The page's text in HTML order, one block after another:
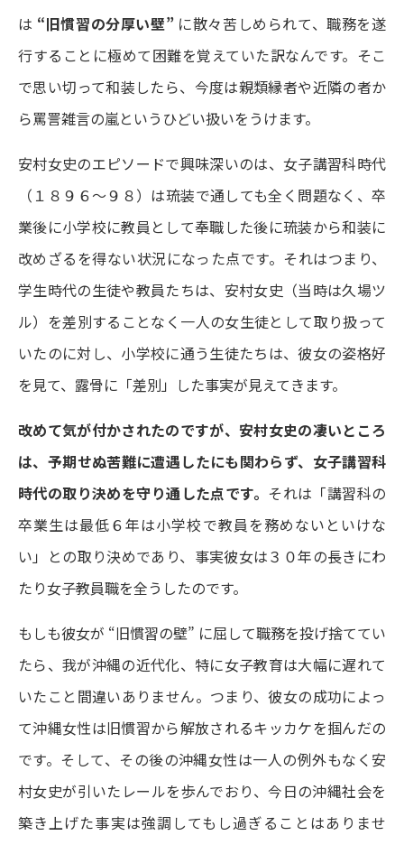
は “旧慣習の分厚い壁”に散々苦しめられて、職務を遂
行することに極めて困難を覚えていた訳なんです。そこ
で思い切って和装したら、今度は親類縁者や近隣の者か
ら罵詈雑言の嵐というひどい扱いをうけます。
安村女史のエピソードで興味深いのは、女子講習科時代
（１８９６～９８）は琉装で通しても全く問題なく、卒
業後に小学校に教員として奉職した後に琉装から和装に
改めざるを得ない状況になった点です。それはつまり、
学生時代の生徒や教員たちは、安村女史（当時は久場ツ
ル）を差別することなく一人の女生徒として取り扱って
いたのに対し、小学校に通う生徒たちは、彼女の姿格好
を見て、露骨に「差別」した事実が見えてきます。
改めて気が付かされたのですが、安村女史の凄いところ
は、予期せぬ苦難に遭遇したにも関わらず、女子講習科
時代の取り決めを守り通した点です。 それは「講習科の
卒業生は最低６年は小学校で教員を務めないといけな
い」との取り決めであり、事実彼女は３０年の長きにわ
たり女子教員職を全うしたのです。
もしも彼女が “旧慣習の壁” に屈して職務を投げ捨ててい
たら、我が沖縄の近代化、特に女子教育は大幅に遅れて
いたこと間違いありません。つまり、彼女の成功によっ
て沖縄女性は旧慣習から解放されるキッカケを掴んだの
です。そして、その後の沖縄女性は一人の例外もなく安
村女史が引いたレールを歩んでおり、今日の沖縄社会を
築き上げた事実は強調してもし過ぎることはありませ